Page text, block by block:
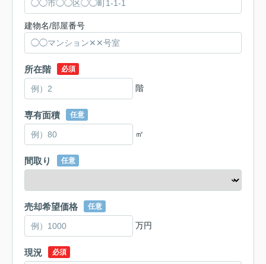
建物名/部屋番号
所在階 必須
階
専有面積 任意
㎡
間取り 任意
売却希望価格 任意
万円
現況 必須